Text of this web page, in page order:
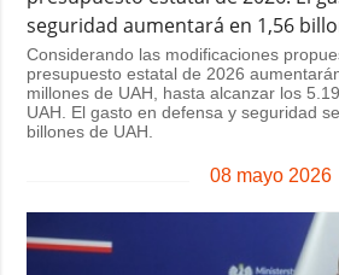
seguridad aumentará en 1,56
Considerando las modificaciones
presupuesto estatal de 2026
millones de UAH, hasta alcanzar los
UAH. El gasto en defensa y seguridad
billones de UAH.
08 mayo 2026